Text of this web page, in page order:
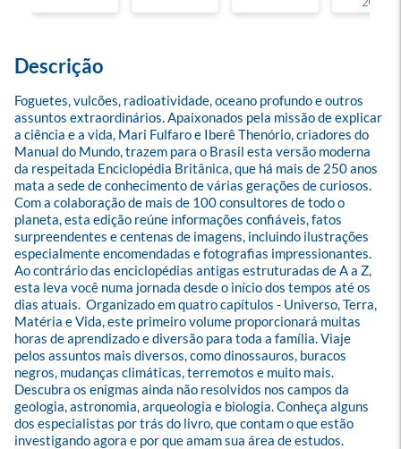
Descrição
Foguetes, vulcões, radioatividade, oceano profundo e outros
assuntos extraordinários. Apaixonados pela missão de explicar
a ciência e a vida, Mari Fulfaro e Iberê Thenório, criadores do
Manual do Mundo, trazem para o Brasil esta versão moderna
da respeitada Enciclopédia Britânica, que há mais de 250 anos
mata a sede de conhecimento de várias gerações de curiosos.
Com a colaboração de mais de 100 consultores de todo o
planeta, esta edição reúne informações confiáveis, fatos
surpreendentes e centenas de imagens, incluindo ilustrações
especialmente encomendadas e fotografias impressionantes.
Ao contrário das enciclopédias antigas estruturadas de A a Z,
esta leva você numa jornada desde o início dos tempos até os
dias atuais.  Organizado em quatro capítulos - Universo, Terra,
Matéria e Vida, este primeiro volume proporcionará muitas
horas de aprendizado e diversão para toda a família. Viaje
pelos assuntos mais diversos, como dinossauros, buracos
negros, mudanças climáticas, terremotos e muito mais.
Descubra os enigmas ainda não resolvidos nos campos da
geologia, astronomia, arqueologia e biologia. Conheça alguns
dos especialistas por trás do livro, que contam o que estão
investigando agora e por que amam sua área de estudos.